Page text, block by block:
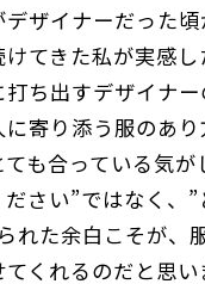
ザイナーだった
てきた私が実感
ち出すデザイナ
寄り添う服のあ
も合っている気が
さい”ではなく、
れた余白こそが、
くれるのだと思い